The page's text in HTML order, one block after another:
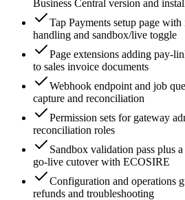
Business Central version and
Tap Payments setup page
handling and sandbox/live toggle
Page extensions adding pay-
to sales invoice documents
Webhook endpoint and job
capture and reconciliation
Permission sets for gateway
reconciliation roles
Sandbox validation pass plus
go-live cutover with ECOSIRE
Configuration and operations
refunds and troubleshooting